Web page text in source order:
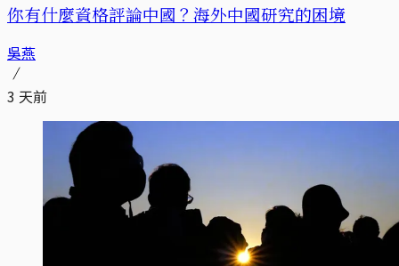
你有什麼資格評論中國？海外中國研究的困境
吳燕
3 天前